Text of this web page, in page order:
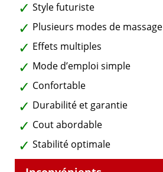
Style futuriste
Plusieurs modes de massage
Effets multiples
Mode d’emploi simple
Confortable
Durabilité et garantie
Cout abordable
Stabilité optimale